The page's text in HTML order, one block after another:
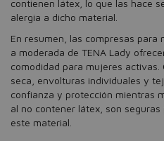
contienen látex, lo que las hace
alergia a dicho material.
En resumen, las compresas
a moderada de TENA Lady
comodidad para mujeres
seca, envolturas individuales y
confianza y protección mientras
al no contener látex, son
este material.